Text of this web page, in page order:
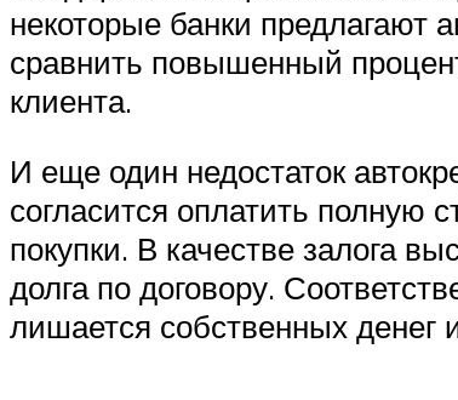
некоторые банки предлагают
сравнить повышенный
клиента.
И еще один недостаток
согласится оплатить полную
покупки. В качестве залога
долга по договору.
лишается собственных денег